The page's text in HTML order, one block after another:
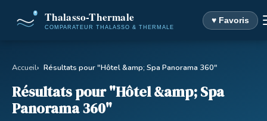
♥ Favoris
Accueil Résultats pour "Hôtel &amp; Spa Panorama 360"
Résultats pour "Hôtel &amp; Spa
Panorama 360"